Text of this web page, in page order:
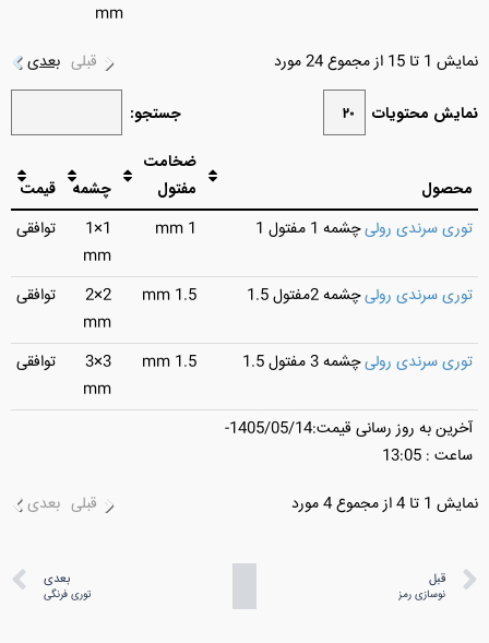
mm
نمایش 1 تا 15 از مجموع 24 مورد قبلی بعدی
نمایش محتویات جستجو:
محصول
ضخامت
مفتول
چشمه
قیمت
توری سرندی رولیچشمه 1 مفتول 1 1 mm
1×1
mm
توافقی
توری سرندی رولیچشمه 2مفتول 1.5 1.5 mm
2×2
mm
توافقی
توری سرندی رولیچشمه 3 مفتول 1.5 1.5 mm
3×3
mm
توافقی
آخرین به روز رسانی قیمت:1405/05/14-
ساعت : 13:05
نمایش 1 تا 4 از مجموع 4 مورد
قبلی بعدی
قبل
نوسازی رمز
بعدی
توری فرنگی